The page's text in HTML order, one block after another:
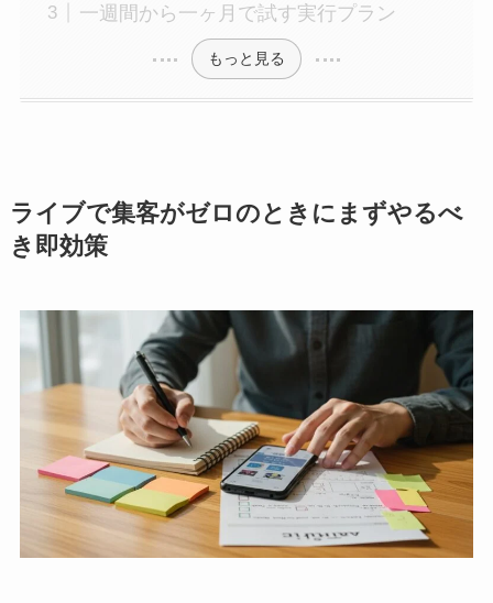
一週間から一ヶ月で試す実行プラン
もっと見る
ライブで集客がゼロのときにまずやるべ
き即効策